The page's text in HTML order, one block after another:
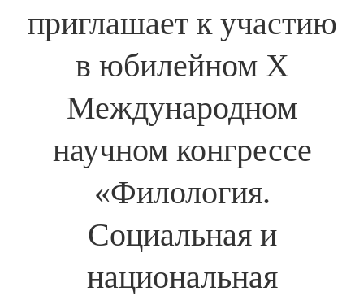
приглашает к участию
в юбилейном Х
Международном
научном конгрессе
«Филология.
Социальная и
национальная